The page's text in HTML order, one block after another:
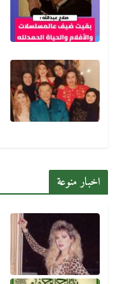
اخبار منوعة